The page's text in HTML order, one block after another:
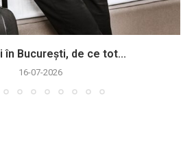
în București, de ce tot...
16-07-2026